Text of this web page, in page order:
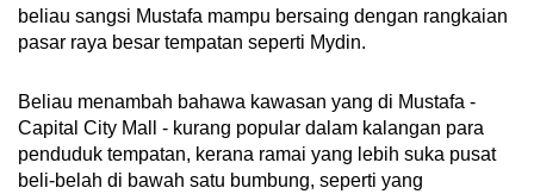
beliau sangsi Mustafa mampu bersaing dengan rangkaian
pasar raya besar tempatan seperti Mydin.
Beliau menambah bahawa kawasan yang di Mustafa -
Capital City Mall - kurang popular dalam kalangan para
penduduk tempatan, kerana ramai yang lebih suka pusat
beli-belah di bawah satu bumbung, seperti yang